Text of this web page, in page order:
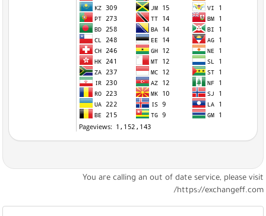
You are calling an out of date service, please visit
https://exchangeff.com/